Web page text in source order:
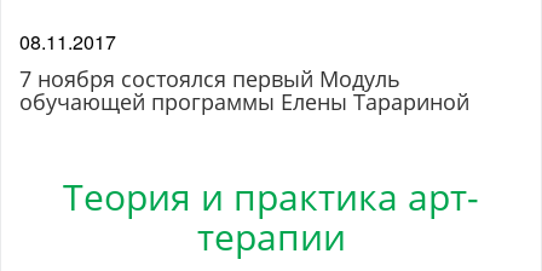
08.11.2017
7 ноября состоялся первый Модуль
обучающей программы Елены Тарариной
Теория и практика арт-
терапии